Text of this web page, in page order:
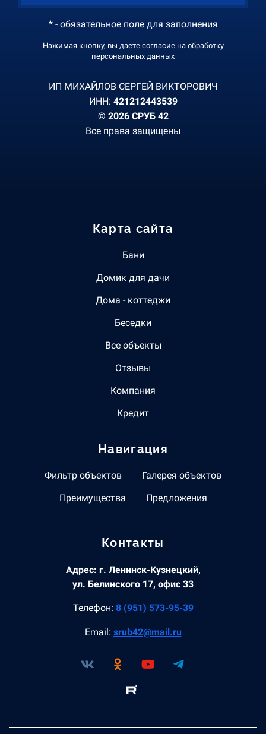
* - обязательное поле для заполнения
Нажимая кнопку, вы даете согласие на обработку
персональных данных
ИП МИХАЙЛОВ СЕРГЕЙ ВИКТОРОВИЧ
ИНН: 421212443539
© 2026 СРУБ 42
Все права защищены
Карта сайта
Бани
Домик для дачи
Дома - коттеджи
Беседки
Все объекты
Отзывы
Компания
Кредит
Навигация
Фильтр объектов
Галерея объектов
Преимущества
Предложения
Контакты
Адрес: г. Ленинск-Кузнецкий,
ул. Белинского 17, офис 33
Телефон: 8 (951) 573-95-39
Email: srub42@mail.ru